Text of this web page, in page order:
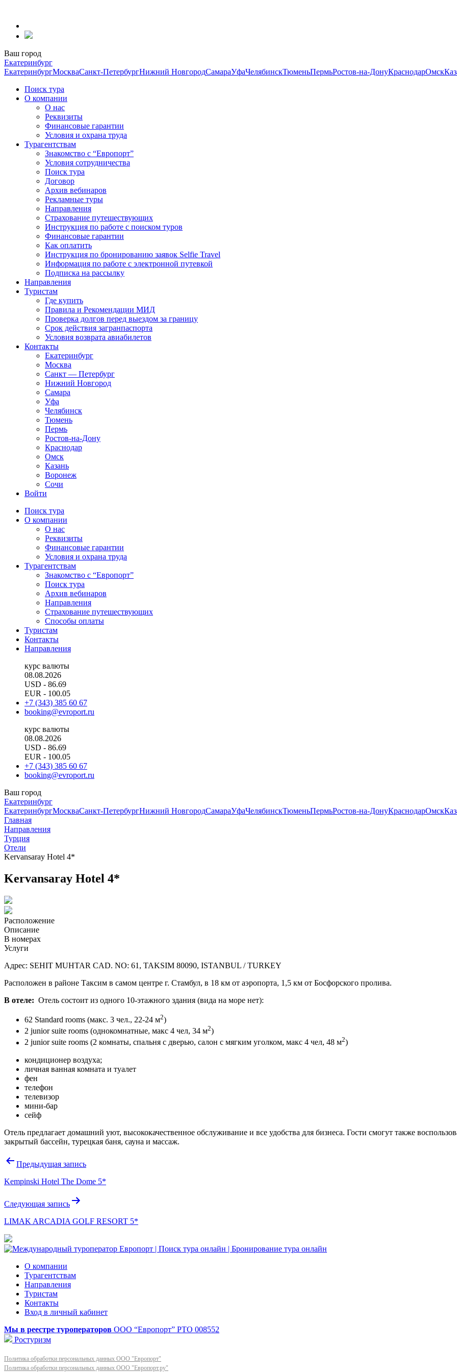
содержанию
Ваш город
Екатеринбург
ЕкатеринбургМоскваСанкт-ПетербургНижний НовгородСамараУфаЧелябинскТюменьПермьРостов-на-ДонуКраснодарОмск
Поиск тура
О компании
О нас
Реквизиты
Финансовые гарантии
Условия и охрана труда
Турагентствам
Знакомство с “Европорт”
Условия сотрудничества
Поиск тура
Договор
Архив вебинаров
Рекламные туры
Направления
Страхование путешествующих
Инструкция по работе с поиском туров
Финансовые гарантии
Как оплатить
Инструкция по бронированию заявок Selfie Travel
Информация по работе с электронной путевкой
Подписка на рассылку
Направления
Туристам
Где купить
Правила и Рекомендации МИД
Проверка долгов перед выездом за границу
Срок действия загранпаспорта
Условия возврата авиабилетов
Контакты
Екатеринбург
Москва
Санкт — Петербург
Нижний Новгород
Самара
Уфа
Челябинск
Тюмень
Пермь
Ростов-на-Дону
Краснодар
Омск
Казань
Воронеж
Сочи
Войти
Поиск тура
О компании
О нас
Реквизиты
Финансовые гарантии
Условия и охрана труда
Турагентствам
Знакомство с “Европорт”
Поиск тура
Архив вебинаров
Направления
Страхование путешествующих
Способы оплаты
Туристам
Контакты
Направления
курс валюты
08.08.2026
USD - 86.69
EUR - 100.05
+7 (343) 385 60 67
booking@evroport.ru
курс валюты
08.08.2026
USD - 86.69
EUR - 100.05
+7 (343) 385 60 67
booking@evroport.ru
Ваш город
Екатеринбург
ЕкатеринбургМоскваСанкт-ПетербургНижний НовгородСамараУфаЧелябинскТюменьПермьРостов-на-ДонуКраснодарОмск
Главная
Направления
Турция
Отели
Kervansaray Hotel 4*
Kervansaray Hotel 4*
Расположение
Описание
В номерах
Услуги
Адрес: SEHIT MUHTAR CAD. NO: 61, TAKSIM 80090, ISTANBUL / TURKEY
Расположен в районе Таксим в самом центре г. Стамбул, в 18 км от аэропорта, 1,5 км от Босфорского пролива.
В отеле: Отель состоит из одного 10-этажного здания (вида на море нет):
62 Standard rooms (макс. 3 чел., 22-24 м2)
2 junior suite rooms (однокомнатные, макс 4 чел, 34 м2)
2 junior suite rooms (2 комнаты, спальня с дверью, салон с мягким уголком, макс 4 чел, 48 м2)
кондиционер воздуха;
личная ванная комната и туалет
фен
телефон
телевизор
мини-бар
сейф
Отель предлагает домашний уют, высококачественное обслуживание и все удобства для бизнеса. Гости смогут также
закрытый бассейн, турецкая баня, сауна и массаж.
Навигация
записям
Предыдущая запись
Kempinski Hotel The Dome 5*
Следующая запись
LIMAK ARCADIA GOLF RESORT 5*
О компании
Турагентствам
Направления
Туристам
Контакты
Вход в личный кабинет
Мы в реестре туроператоров ООО “Европорт” РТО 008552
Ростуризм
Политика обработки персональных данных ООО "Европорт"
Политика обработки персональных данных ООО "Европорт.ру"